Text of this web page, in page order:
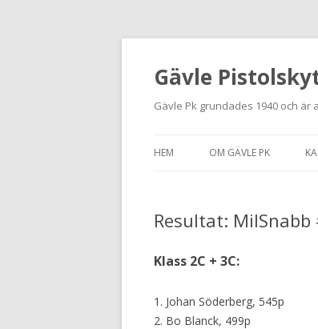
Gävle
Gävle Pk grundades 1940 och
HEM OM GÄVLE PK
NYBÖRJARE
STADGAR
Resultat:
Klass 2C + 3C:
1. Johan Söderberg, 545p
2. Bo Blanck, 499p